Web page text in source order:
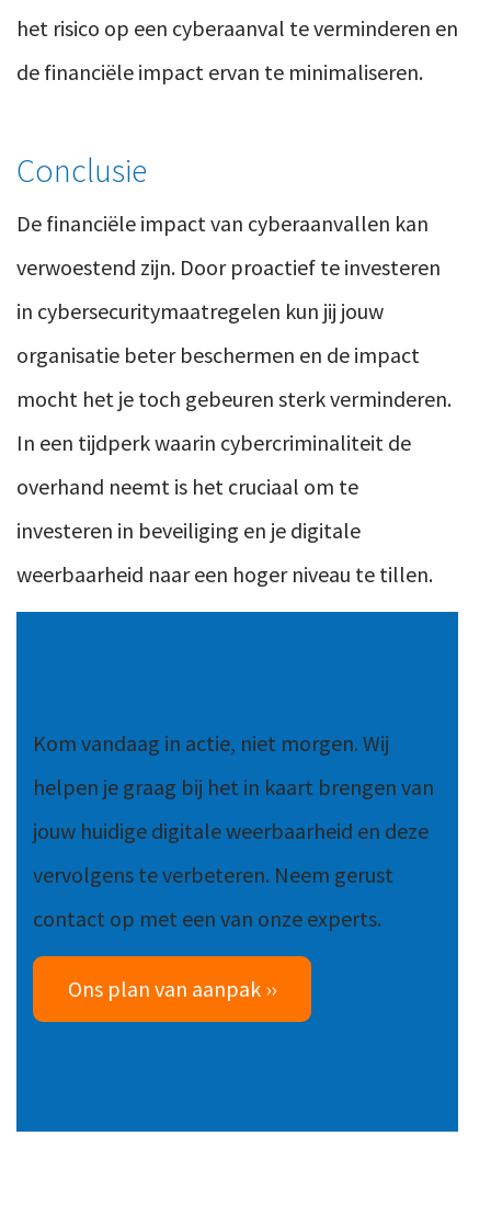
het risico op een cyberaanval te verminderen en
de financiële impact ervan te minimaliseren.
Conclusie
De financiële impact van cyberaanvallen kan
verwoestend zijn. Door proactief te investeren
in cybersecuritymaatregelen kun jij jouw
organisatie beter beschermen en de impact
mocht het je toch gebeuren sterk verminderen.
In een tijdperk waarin cybercriminaliteit de
overhand neemt is het cruciaal om te
investeren in beveiliging en je digitale
weerbaarheid naar een hoger niveau te tillen.
Kom vandaag in actie, niet morgen. Wij
helpen je graag bij het in kaart brengen van
jouw huidige digitale weerbaarheid en deze
vervolgens te verbeteren. Neem gerust
contact op met een van onze experts.
Ons plan van aanpak ››